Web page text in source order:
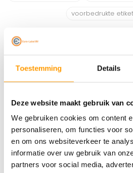
Toestemming Details
Deze website maakt gebruik van
We gebruiken cookies om content
personaliseren, om functies voor
en om ons websiteverkeer te
informatie over uw gebruik van
partners voor social media,
voorbedrukte
Reacties
There are no comments yet,
comment
Recente artikelen
22-07-2026